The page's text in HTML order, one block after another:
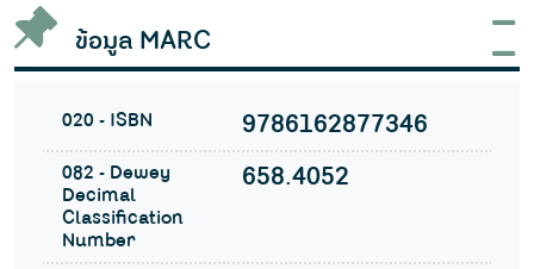
ข้อมูล MARC
020 - ISBN 9786162877346
082 - Dewey
Decimal
Classification
Number
658.4052